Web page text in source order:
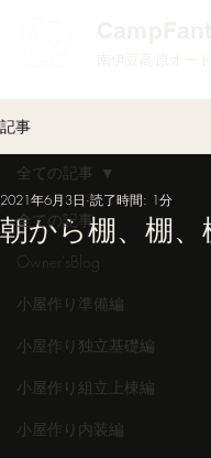
南伊豆高原オー
記事
全ての記事
Owner'sBlog
小屋作り準備編
小屋作り独立基礎編
小屋作り組立上棟編
小屋作り内装編
全ての記事
朝から棚、棚、
2021年6月3日 読了時間: 1分